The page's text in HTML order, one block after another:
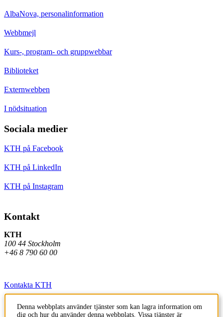
AlbaNova, personalinformation
Webbmejl
Kurs-, program- och gruppwebbar
Biblioteket
Externwebben
I nödsituation
Sociala medier
KTH på Facebook
KTH på LinkedIn
KTH på Instagram
Kontakt
KTH
100 44 Stockholm
+46 8 790 60 00
Kontakta KTH
Jobba på KTH
Denna webbplats använder tjänster som kan lagra information om
dig och hur du använder denna webbplats. Vissa tjänster är